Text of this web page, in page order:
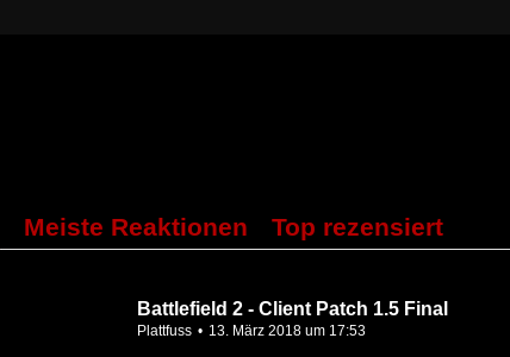
Meiste Reaktionen Top rezensiert
Battlefield 2 - Client Patch 1.5 Final
Plattfuss 13. März 2018 um 17:53